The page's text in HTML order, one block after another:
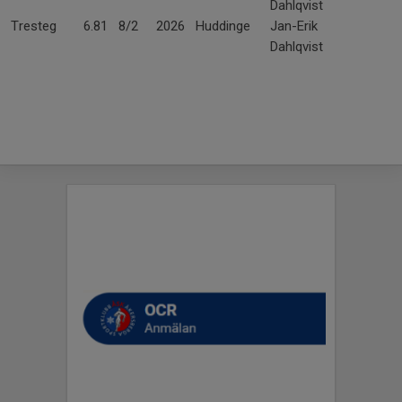
Dahlqvist
Tresteg
6.81 8/2 2026 Huddinge
Jan-Erik
Dahlqvist